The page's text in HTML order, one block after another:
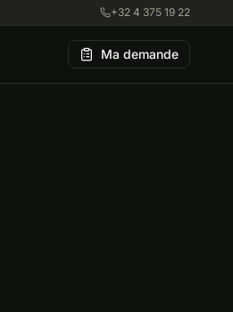
+32 4 375 19 22
Ma demande